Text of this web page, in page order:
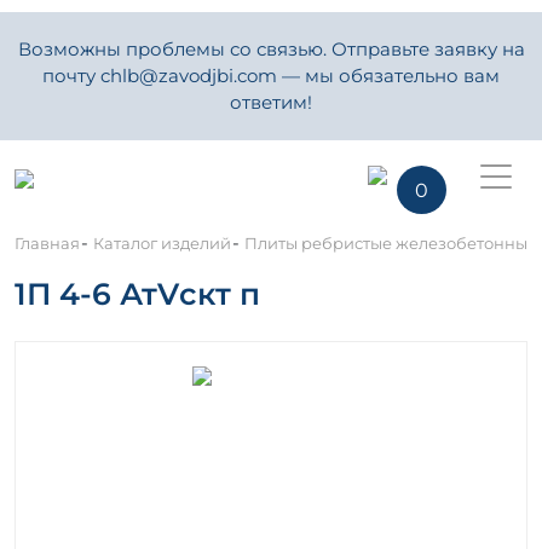
Возможны проблемы со связью. Отправьте заявку на
почту chlb@zavodjbi.com — мы обязательно вам
ответим!
0
Главная- Каталог изделий- Плиты ребристые железобетонные
1П 4-6 АтVскт п